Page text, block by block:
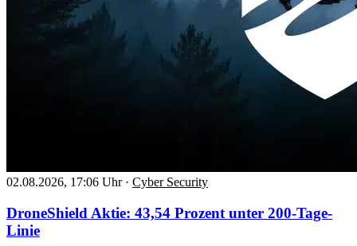
02.08.2026, 17:06 Uhr · Cyber Security
DroneShield Aktie: 43,54 Prozent unter 200-Tage-
Linie